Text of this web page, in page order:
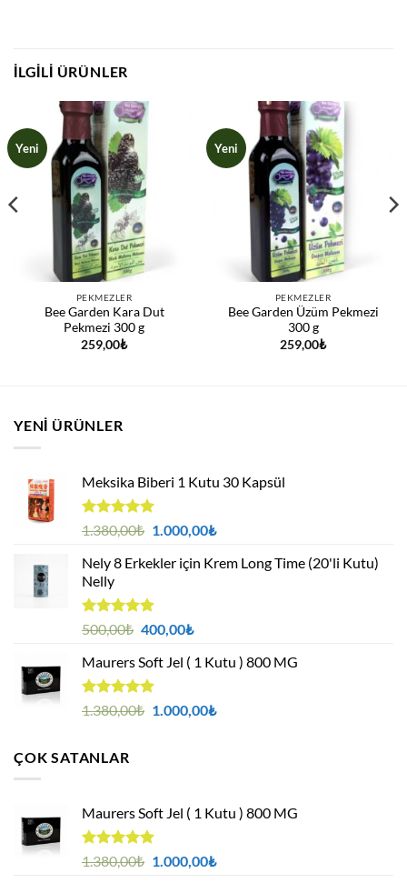
İLGILI ÜRÜNLER
Yeni
PEKMEZLER
Bee Garden Kara Dut
Pekmezi 300 g
259,00₺
Yeni
PEKMEZLER
Bee Garden Üzüm Pekmezi
300 g
259,00₺
YENI ÜRÜNLER
Meksika Biberi 1 Kutu 30 Kapsül
5 üzerinden
oy
aldı
1.380,00₺ Orijinal
1.380,00₺.
1.000,00₺Şu
fiyat:
Nely 8 Erkekler için Krem Long Time (20'li Kutu)
Nelly
5 üzerinden
oy
aldı
500,00₺ Orijinal
500,00₺.
400,00₺Şu
fiyat:
Maurers Soft Jel ( 1 Kutu ) 800 MG
5 üzerinden
oy
1.380,00₺ Orijinal
1.000,00₺Şu
ÇOK SATANLAR
Maurers Soft Jel ( 1 Kutu ) 800 MG
5 üzerinden
oy
1.380,00₺ Orijinal
1.000,00₺Şu